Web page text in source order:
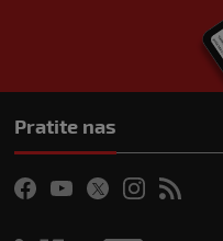
Pratite nas